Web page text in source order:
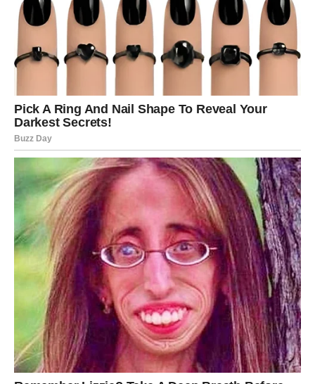
pogrešaka predstavlja hrabrost koja je potrebna za
istinsku transformaciju. Na primjer, mnogi ljudi diljem
svijeta, kroz slične priče, pronašli su inspiraciju da se
suoče s vlastitim predrasudama. Ova poruka resonira s
mnogima koji se suočavaju sa sličnim izazovima,
pružajući nadu i inspiraciju za promjenu, naglašavajući da
empatija može prevladati i najdublje podjele.
Pouke iz Iskustva: Hrabrost i Mogućnost
Promjene
Osobe koje su prošle kroz slična iskustva često se
suočavaju s unutrašnjim sukobima. Hrabrost da se
suočimo s prošlim predrasudama je ključna za lični rast.
Ova priča o preobražaju naglašava važnost introspekcije i
preispitivanja vlastitih uvjerenja. Na primjer, mnogi
pojedinci su prošli kroz terapiju ili duhovne prakse koje
im pomažu da razbore vlastite strahove i predrasude. U
svijetu gdje su razlike često izvor sukoba, potrebno je
raditi na empatiji i razumijevanju. Na kraju, transformacija
dolazi kroz otvorenost ka novim iskustvima i ljudima, što